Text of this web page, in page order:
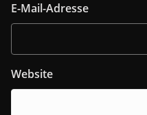
E-Mail-Adresse
Website